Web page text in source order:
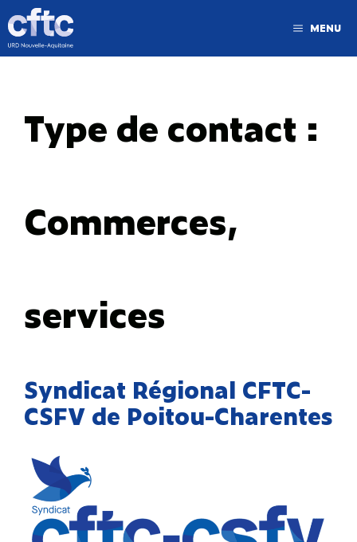
MENU
Type de contact :
Commerces,
services
Syndicat Régional CFTC-
CSFV de Poitou-Charentes